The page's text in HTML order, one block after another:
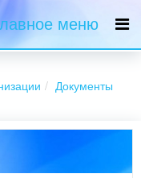
меню
Документы